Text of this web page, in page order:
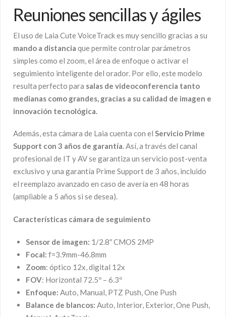
Reuniones sencillas y ágiles
El uso de Laia Cute VoiceTrack es muy sencillo gracias a su
mando a distancia que permite controlar parámetros
simples como el zoom, el área de enfoque o activar el
seguimiento inteligente del orador. Por ello, este modelo
resulta perfecto para salas de videoconferencia tanto
medianas como grandes, gracias a su calidad de imagen e
innovación tecnológica.
Además, esta cámara de Laia cuenta con el Servicio Prime
Support con 3 años de garantía. Así, a través del canal
profesional de IT y AV se garantiza un servicio post-venta
exclusivo y una garantía Prime Support de 3 años, incluido
el reemplazo avanzado en caso de avería en 48 horas
(ampliable a 5 años si se desea).
Características cámara de seguimiento
Sensor de imagen: 1/2.8″ CMOS 2MP
Focal: f=3.9mm-46.8mm
Zoom: óptico 12x, digital 12x
FOV: Horizontal 72.5º – 6.3º
Enfoque: Auto, Manual, PTZ Push, One Push
Balance de blancos: Auto, Interior, Exterior, One Push,